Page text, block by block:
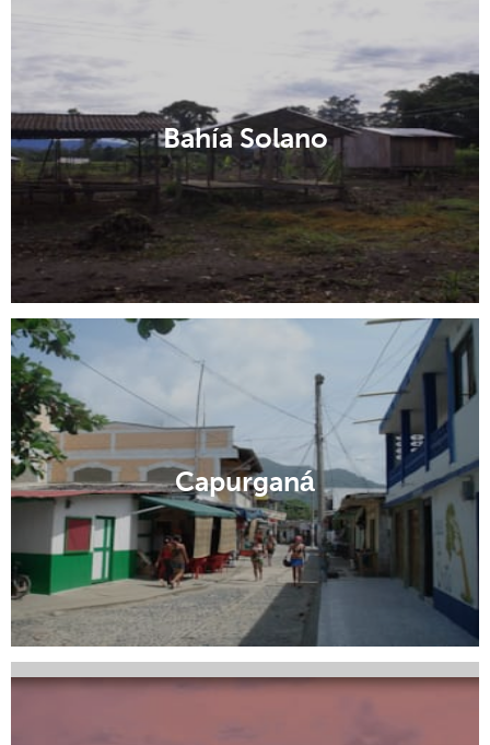
Bahía Solano
Capurganá